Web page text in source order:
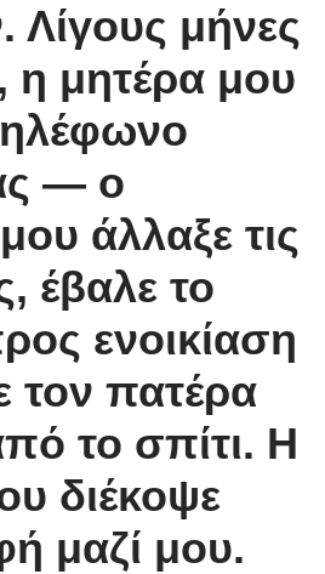
Λίγους μήνες
η μητέρα μου
— ο
άλλαξε τις
έβαλε το
ενοικίαση
τον πατέρα
το σπίτι. Η
διέκοψε
μαζί μου.